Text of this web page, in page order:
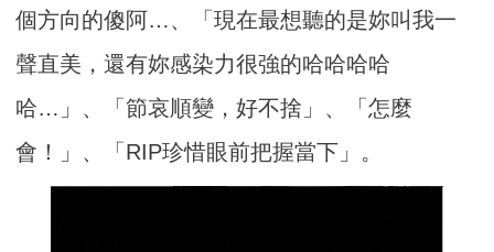
個方向的傻阿…、「現在最想聽的是妳叫我一
聲直美，還有妳感染力很強的哈哈哈哈
哈…」、「節哀順變，好不捨」、「怎麼
會！」、「RIP珍惜眼前把握當下」。